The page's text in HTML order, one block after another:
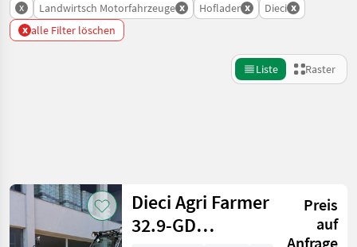
x Landwirtsch Motorfahrzeuge x Hoflader x Dieci x
x alle Filter löschen
Liste Raster
Kategorie 4 Land Filter
Dieci Agri Farmer
32.9-GD
Preis
auf
Anfrage